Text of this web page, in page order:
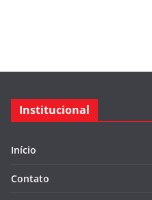
Institucional
Início
Contato